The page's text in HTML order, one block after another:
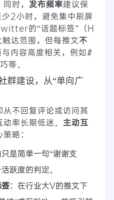
时， 发布频率建议保
2小时，避免集中刷屏
的“话题标签”（H
达范围，但每推文不
与内容高度相关，例如#
等。
群建设，从“单向广
不回复评论或访问其
率长期低迷。 主动互
略：
只是简单一句“谢谢支
跃度的判定。
：在行业大V的推文下